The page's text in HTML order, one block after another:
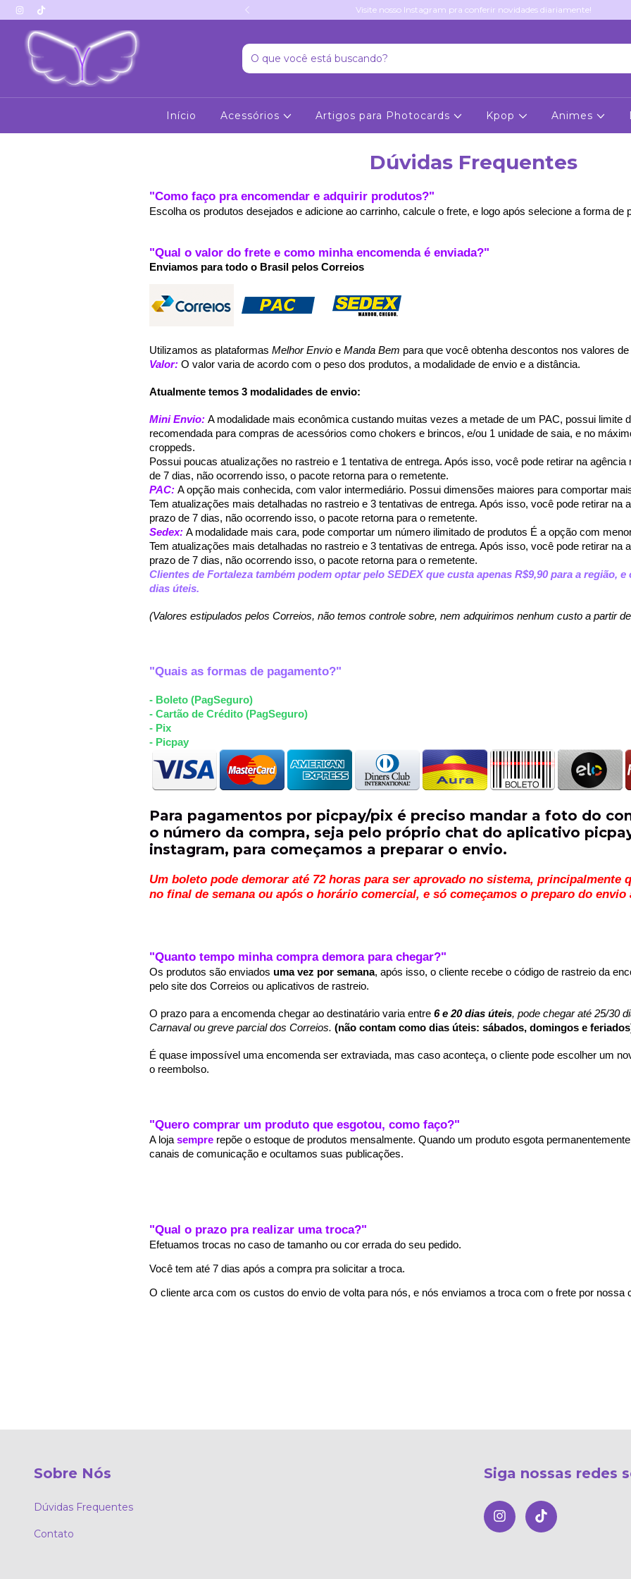
no Tiktok? Visite nosso Instagram pra conferir novidades diariamente!
Início Acessórios Artigos para Photocards Kpop Animes
Dúvidas Frequentes
"Como faço pra encomendar e adquirir produtos?"
Escolha os produtos desejados e adicione ao carrinho, calcule o frete, e logo após selecione a forma de
"Qual o valor do frete e como minha encomenda é enviada?"
Enviamos para todo o Brasil pelos Correios
Utilizamos as plataformas Melhor Envio e Manda Bem para que você obtenha descontos nos valores de
Valor: O valor varia de acordo com o peso dos produtos, a modalidade de envio e a distância.
Atualmente temos 3 modalidades de envio:
Mini Envio: A modalidade mais econômica custando muitas vezes a metade de um PAC, possui limite
recomendada para compras de acessórios como chokers e brincos, e/ou 1 unidade de saia, e no
croppeds.
Possui poucas atualizações no rastreio e 1 tentativa de entrega. Após isso, você pode retirar na
de 7 dias, não ocorrendo isso, o pacote retorna para o remetente.
PAC: A opção mais conhecida, com valor intermediário. Possui dimensões maiores para comportar
Tem atualizações mais detalhadas no rastreio e 3 tentativas de entrega. Após isso, você pode retirar na
prazo de 7 dias, não ocorrendo isso, o pacote retorna para o remetente.
Sedex: A modalidade mais cara, pode comportar um número ilimitado de produtos É a opção com
Tem atualizações mais detalhadas no rastreio e 3 tentativas de entrega. Após isso, você pode retirar na
prazo de 7 dias, não ocorrendo isso, o pacote retorna para o remetente.
Clientes de Fortaleza também podem optar pelo SEDEX que custa apenas R$9,90 para a região, e
dias úteis.
(Valores estipulados pelos Correios, não temos controle sobre, nem adquirimos nenhum custo a partir
"Quais as formas de pagamento?"
- Boleto (PagSeguro)
- Cartão de Crédito (PagSeguro)
- Pix
- Picpay
Para pagamentos por picpay/pix é preciso mandar a foto do
o número da compra, seja pelo próprio chat do aplicativo
instagram, para começamos a preparar o envio.
Um boleto pode demorar até 72 horas para ser aprovado no sistema, principalmente
no final de semana ou após o horário comercial, e só começamos o preparo do envio
"Quanto tempo minha compra demora para chegar?"
Os produtos são enviados uma vez por semana, após isso, o cliente recebe o código de rastreio da
pelo site dos Correios ou aplicativos de rastreio.
O prazo para a encomenda chegar ao destinatário varia entre 6 e 20 dias úteis, pode chegar até 25/30
Carnaval ou greve parcial dos Correios. (não contam como dias úteis: sábados, domingos e
É quase impossível uma encomenda ser extraviada, mas caso aconteça, o cliente pode escolher um
o reembolso.
"Quero comprar um produto que esgotou, como faço?"
A loja sempre repõe o estoque de produtos mensalmente. Quando um produto esgota
canais de comunicação e ocultamos suas publicações.
"Qual o prazo pra realizar uma troca?"
Efetuamos trocas no caso de tamanho ou cor errada do seu pedido.
Você tem até 7 dias após a compra pra solicitar a troca.
O cliente arca com os custos do envio de volta para nós, e nós enviamos a troca com o frete por nossa
Sobre Nós
Dúvidas Frequentes
Contato
Siga nossas redes